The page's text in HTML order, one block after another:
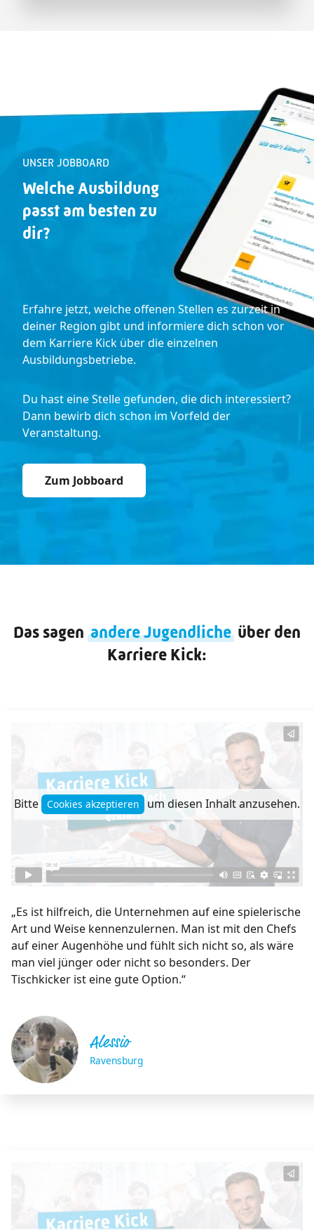
UNSER JOBBOARD
Welche Ausbildung
passt am besten zu
dir?
Erfahre jetzt, welche offenen Stellen es zurzeit in
deiner Region gibt und informiere dich schon vor
dem Karriere Kick über die einzelnen
Ausbildungsbetriebe.
Du hast eine Stelle gefunden, die dich interessiert?
Dann bewirb dich schon im Vorfeld der
Veranstaltung.
Zum Jobboard
Das sagen andere Jugendliche über den
Karriere Kick:
Bitte Cookies akzeptieren um diesen Inhalt anzusehen.
„Es ist hilfreich, die Unternehmen auf eine spielerische
Art und Weise kennenzulernen. Man ist mit den Chefs
auf einer Augenhöhe und fühlt sich nicht so, als wäre
man viel jünger oder nicht so besonders. Der
Tischkicker ist eine gute Option.“
Alessio
Ravensburg